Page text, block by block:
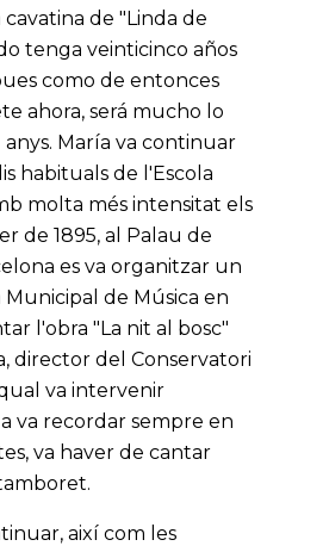
de "Linda de
tenga veinticinco años
como de entonces
ahora, será mucho lo
María va continuar
habituals de l'Escola
molta més intensitat els
de 1895, al Palau de
es va organitzar un
de Música en
l'obra "La nit al bosc"
director del Conservatori
va intervenir
va recordar sempre en
va haver de cantar
així com les